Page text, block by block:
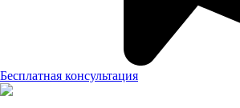
Бесплатная консультация